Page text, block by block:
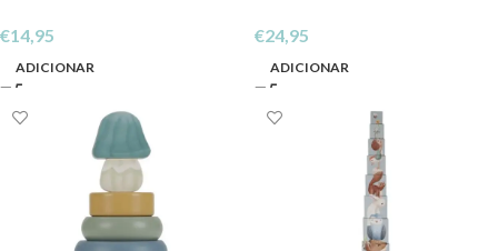
€14,95
ADICIONAR
€24,95
ADICIONAR